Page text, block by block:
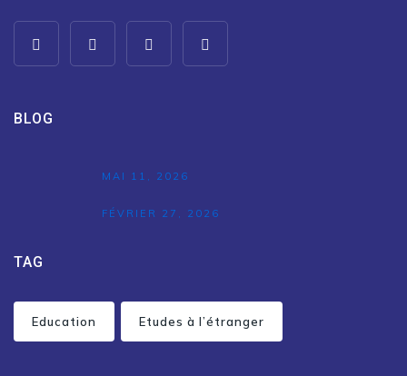
BLOG
MAI 11, 2026
FÉVRIER 27, 2026
TAG
Education Etudes à l’étranger